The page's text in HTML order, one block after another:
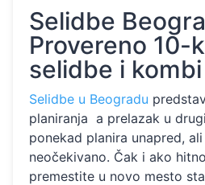
Selidbe
Provereno 10-
selidbe i
Selidbe u Beogradu
planiranja a prelazak u
ponekad planira unapred,
neočekivano. Čak i ako
premestite u novo mesto